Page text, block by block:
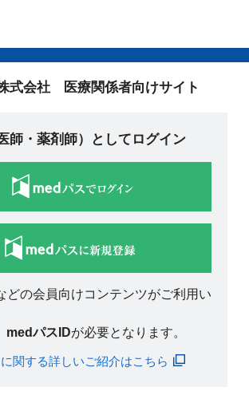
式会社 医療関係者向けサイト
師・薬剤師）としてログイン
どの会員向けコンテンツがご利用い
medパスIDが必要となります。
関する詳しいご紹介はこちら